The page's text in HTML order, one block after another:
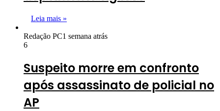
Leia mais »
Redação PC1 semana atrás
6
Suspeito morre em confronto
após assassinato de policial no
AP